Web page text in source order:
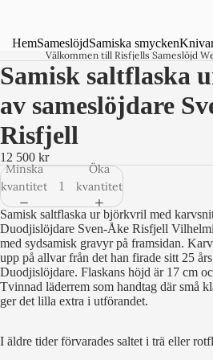
HemSameslöjdSamiska smycken
Välkommen till Risfjells Sameslöjd
Samisk saltflaska
av sameslöjdare
Risfjell
12 500 kr
Minska
kvantitet
Öka
kvantitet
Samisk saltflaska ur björkvril med
Duodjislöjdare Sven-Åke Risfjell
med sydsamisk gravyr på framsidan.
upp på allvar från det han firade sitt 25
Duodjislöjdare. Flaskans höjd är 17 cm
Tvinnad läderrem som handtag där små
ger det lilla extra i utförandet.
I äldre tider förvarades saltet i trä eller